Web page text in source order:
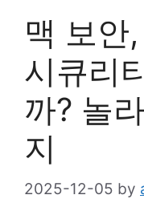
맥 보안
시큐리
까? 놀
지
2025-12-05 by